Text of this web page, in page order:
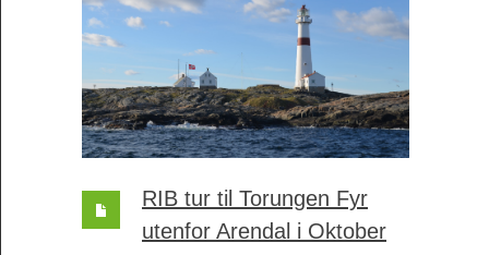
RIB tur til Torungen Fyr
utenfor Arendal i Oktober